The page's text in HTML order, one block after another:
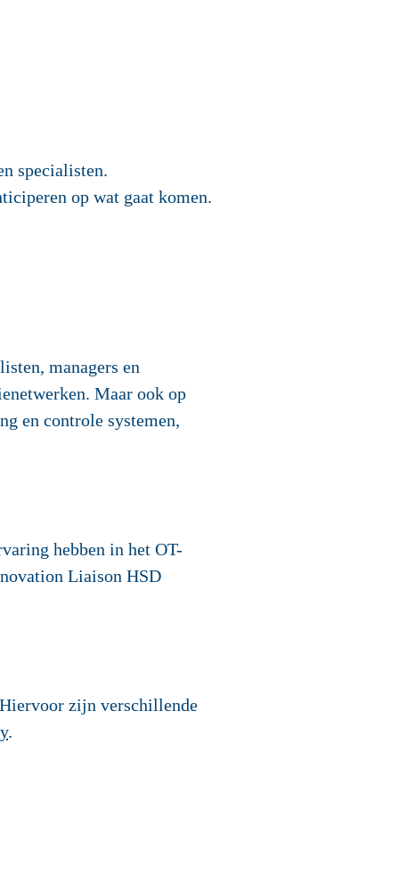
specialisten.
op wat gaat komen.
managers en
Maar ook op
en controle systemen,
hebben in het OT-
Liaison HSD
zijn verschillende
.